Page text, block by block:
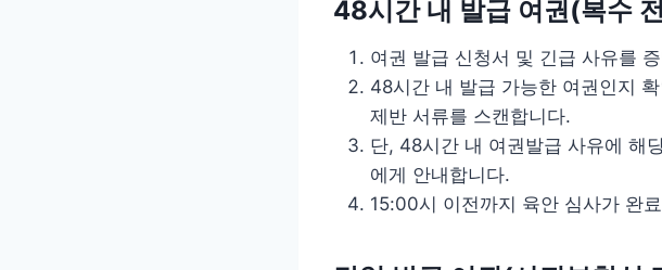
48시간 내 발급 여권(복수
여권 발급 신청서 및 긴급 사유를
48시간 내 발급 가능한 여권인지
제반 서류를 스캔합니다.
단, 48시간 내 여권발급 사유에 해
에게 안내합니다.
15:00시 이전까지 육안 심사가 완